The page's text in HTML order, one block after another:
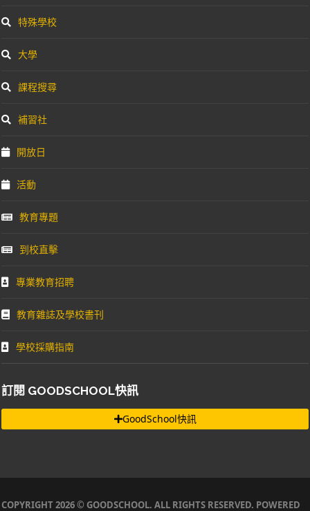
特殊學校
大學
課程搜尋
補習社
開放日
活動
教育專題
到校直擊
專業教育招聘
教育雜誌及學校書刊
學校採購指南
訂閱 GOODSCHOOL快訊
GoodSchool快訊
COPYRIGHT 2026 © GOODSCHOOL. ALL RIGHTS RESERVED. POWERED